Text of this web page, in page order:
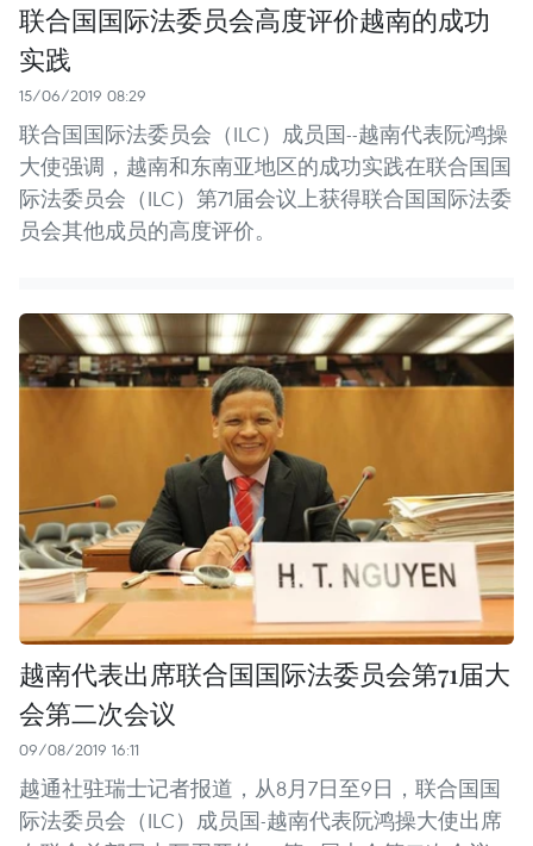
联合国国际法委员会高度评价越南的成功
实践
15/06/2019 08:29
联合国国际法委员会（ILC）成员国--越南代表阮鸿操
大使强调，越南和东南亚地区的成功实践在联合国国
际法委员会（ILC）第71届会议上获得联合国国际法委
员会其他成员的高度评价。
越南代表出席联合国国际法委员会第71届大
会第二次会议
09/08/2019 16:11
越通社驻瑞士记者报道，从8月7日至9日，联合国国
际法委员会（ILC）成员国-越南代表阮鸿操大使出席